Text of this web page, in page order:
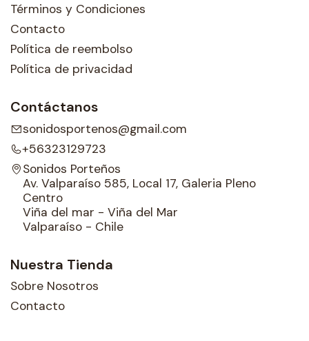
Términos y Condiciones
Contacto
Política de reembolso
Política de privacidad
Contáctanos
sonidosportenos@gmail.com
+56323129723
Sonidos Porteños
Av. Valparaíso 585, Local 17, Galeria Pleno
Centro
Viña del mar - Viña del Mar
Valparaíso - Chile
Nuestra Tienda
Sobre Nosotros
Contacto